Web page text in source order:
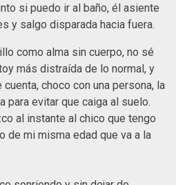
si puedo ir al baño, él asiente
y salgo disparada hacia fuera.
como alma sin cuerpo, no sé
más distraída de lo normal, y
choco con una persona, la
para evitar que caiga al suelo.
al instante al chico que tengo
de mi misma edad que va a la